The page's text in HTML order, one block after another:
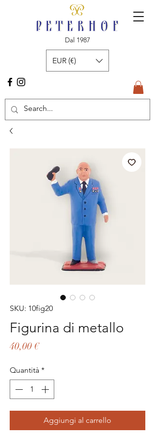
Dal 1987
EUR (€)
SKU: 10fig20
Figurina di metallo
40,00 €Prezzo
Quantità *
Aggiungi al carrello